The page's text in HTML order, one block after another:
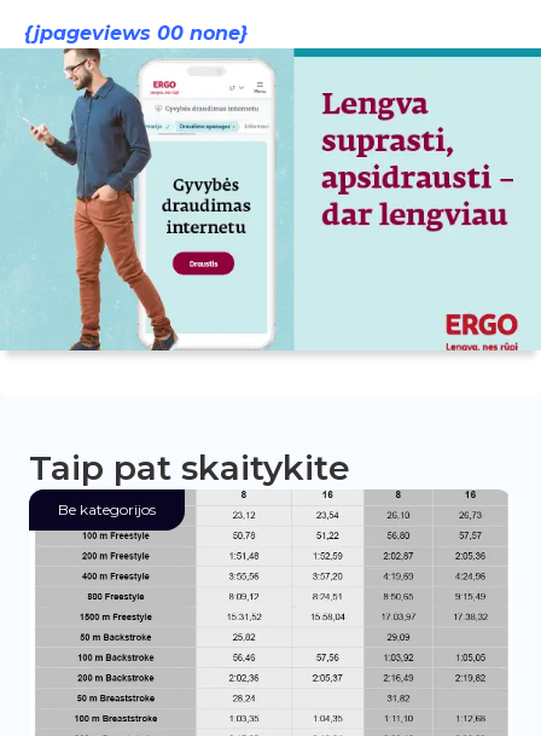
{jpageviews 00 none}
Taip pat skaitykite
Be kategorijos